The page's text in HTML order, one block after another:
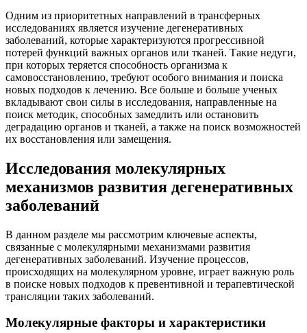
Одним из приоритетных направлений в трансферных
исследованиях является изучение дегенеративных
заболеваний, которые характеризуются прогрессивной
потерей функций важных органов или тканей. Такие недуги,
при которых теряется способность организма к
самовосстановлению, требуют особого внимания и поиска
новых подходов к лечению. Все больше и больше ученых
вкладывают свои силы в исследования, направленные на
поиск методик, способных замедлить или остановить
деградацию органов и тканей, а также на поиск возможностей
их восстановления или замещения.
Исследования молекулярных
механизмов развития дегенеративных
заболеваний
В данном разделе мы рассмотрим ключевые аспекты,
связанные с молекулярными механизмами развития
дегенеративных заболеваний. Изучение процессов,
происходящих на молекулярном уровне, играет важную роль
в поиске новых подходов к превентивной и терапевтической
трансляции таких заболеваний.
Молекулярные факторы и характеристики